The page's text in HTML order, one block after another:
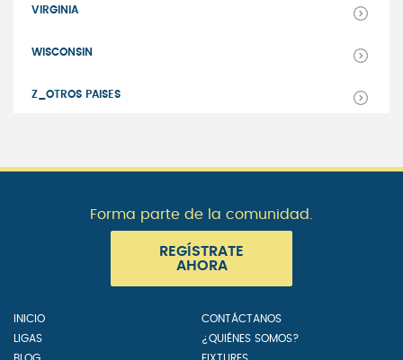
VIRGINIA
WISCONSIN
Z_OTROS PAISES
Forma parte de la comunidad.
REGÍSTRATE
AHORA
INICIO
CONTÁCTANOS
LIGAS
¿QUIÉNES SOMOS?
BLOG
FIXTURES